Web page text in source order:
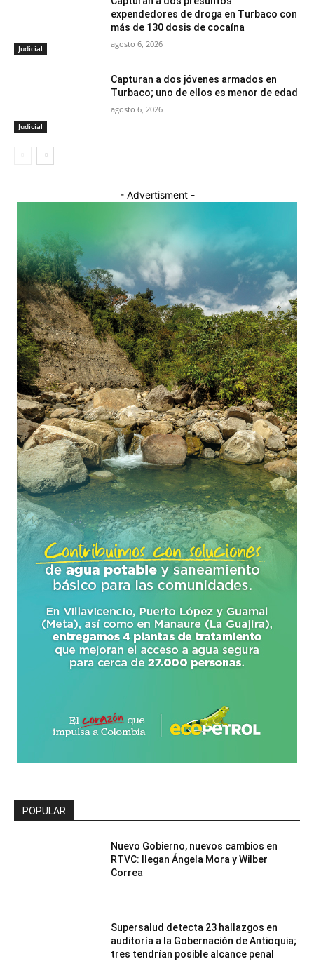
Judicial
expendedores de droga en Turbaco con
más de 130 dosis de cocaína
agosto 6, 2026
Judicial
Capturan a dos jóvenes armados en
Turbaco; uno de ellos es menor de edad
agosto 6, 2026
- Advertisment -
POPULAR
Nuevo Gobierno, nuevos cambios en
RTVC: llegan Ángela Mora y Wilber
Correa
Supersalud detecta 23 hallazgos en
auditoría a la Gobernación de Antioquia;
tres tendrían posible alcance penal